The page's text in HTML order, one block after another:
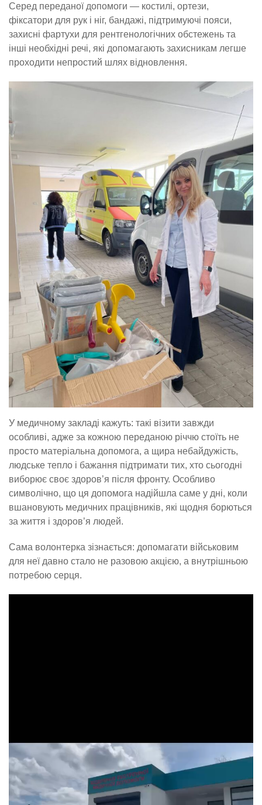
Серед переданої допомоги — костилі, ортези,
фіксатори для рук і ніг, бандажі, підтримуючі пояси,
захисні фартухи для рентгенологічних обстежень та
інші необхідні речі, які допомагають захисникам легше
проходити непростий шлях відновлення.
У медичному закладі кажуть: такі візити завжди
особливі, адже за кожною переданою річчю стоїть не
просто матеріальна допомога, а щира небайдужість,
людське тепло і бажання підтримати тих, хто сьогодні
виборює своє здоров’я після фронту. Особливо
символічно, що ця допомога надійшла саме у дні, коли
вшановують медичних працівників, які щодня борються
за життя і здоров’я людей.
Сама волонтерка зізнається: допомагати військовим
для неї давно стало не разовою акцією, а внутрішньою
потребою серця.